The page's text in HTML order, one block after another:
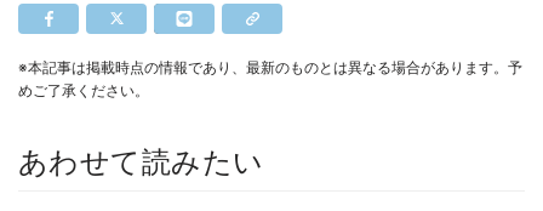
※本記事は掲載時点の情報であり、最新のものとは異なる場合があります。予
めご了承ください。
あわせて読みたい